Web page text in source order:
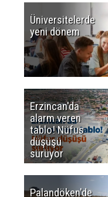
Üniversitelerde
yeni dönem
Erzincan'da
alarm veren
tablo! Nüfus
düşüşü
sürüyor
Palandöken'de